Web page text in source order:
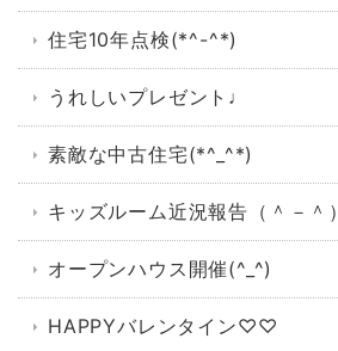
住宅10年点検(*^-^*)
うれしいプレゼント♩
素敵な中古住宅(*^_^*)
キッズルーム近況報告（＾－＾）
オープンハウス開催(^_^)
HAPPYバレンタイン♡♡